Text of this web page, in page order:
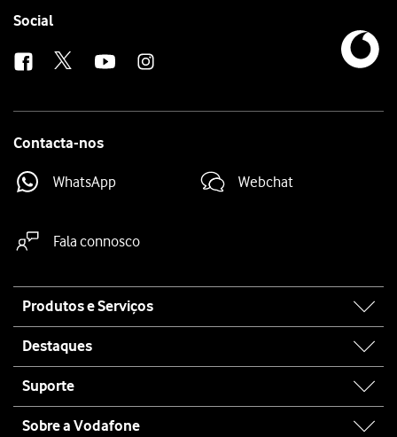
Follow
Social
Contacta-nos
WhatsApp Webchat
Fala connosco
map
Produtos e Serviços
Destaques
Suporte
Sobre a Vodafone